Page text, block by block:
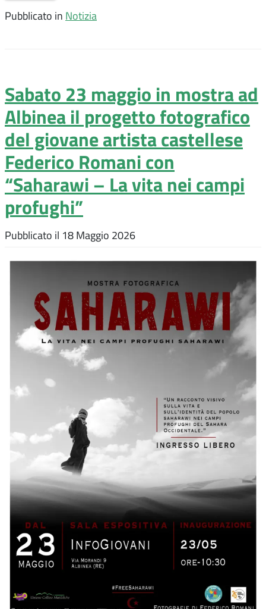
Pubblicato in Notizia
Sabato 23 maggio in mostra ad
Albinea il progetto fotografico
del giovane artista castellese
Federico Romani con
“Saharawi – La vita nei campi
profughi”
Pubblicato il 18 Maggio 2026